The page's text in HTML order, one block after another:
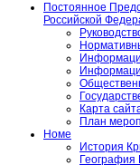
Постоянное
Российской
Карта
План
Номе
История